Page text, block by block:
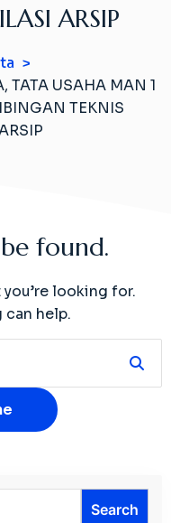
ARSIP
TATA USAHA MAN 1
TEKNIS
found.
looking for.
can help.
Search